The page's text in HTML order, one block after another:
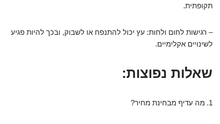
תקופתית.
– רגישות לחום ולחות: עץ יכול להתנפח או לשבוק, ובכך להיות פגיע
לשינויים אקלימיים.
שאלות נפוצות:
1. מה עדיף מבחינת מחיר?